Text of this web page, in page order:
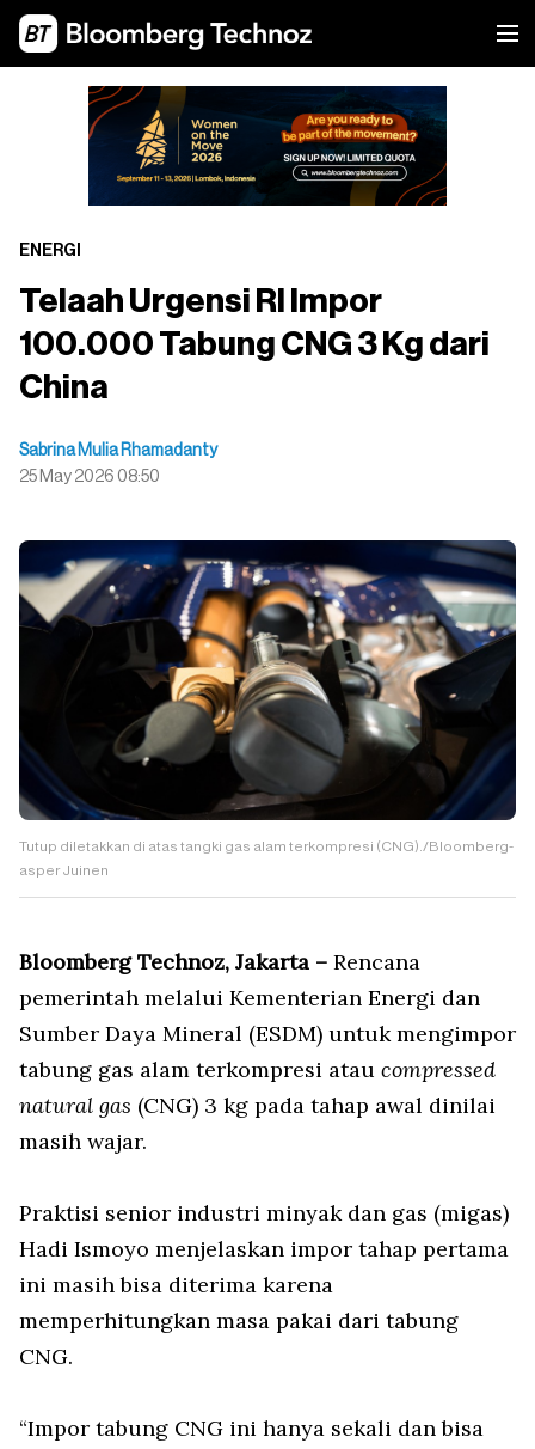
ENERGI
Telaah Urgensi RI Impor
100.000 Tabung CNG 3 Kg dari
China
Sabrina Mulia Rhamadanty
25 May 2026 08:50
Tutup diletakkan di atas tangki gas alam terkompresi (CNG)./Bloomberg-
asper Juinen
Bloomberg Technoz, Jakarta – Rencana
pemerintah melalui Kementerian Energi dan
Sumber Daya Mineral (ESDM) untuk mengimpor
tabung gas alam terkompresi atau compressed
natural gas (CNG) 3 kg pada tahap awal dinilai
masih wajar.
Praktisi senior industri minyak dan gas (migas)
Hadi Ismoyo menjelaskan impor tahap pertama
ini masih bisa diterima karena
memperhitungkan masa pakai dari tabung
CNG.
“Impor tabung CNG ini hanya sekali dan bisa